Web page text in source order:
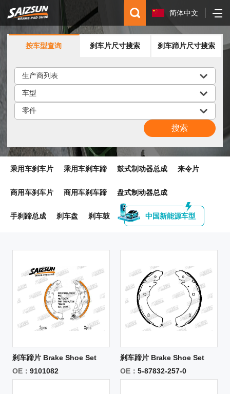
简体中文
русский
按车型查询 刹车片尺寸搜索 刹车蹄片尺寸搜索
乘用车刹车片 乘用车刹车蹄 鼓式制动器总成 来令片
商用车刹车片 商用车刹车蹄 盘式制动器总成
手刹蹄总成 刹车盘 刹车鼓 中国新能源车型
刹车蹄片 Brake Shoe Set
OE： 9101082
刹车蹄片 Brake Shoe Set
OE： 5-87832-257-0